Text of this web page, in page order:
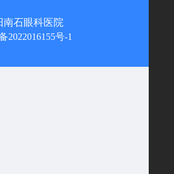
南石眼科医院
2022016155号-1